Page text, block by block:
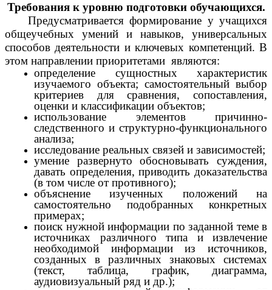
Требования к уровню подготовки обучающихся.
Предусматривается формирование у учащихся
общеучебных умений и навыков, универсальных
способов деятельности и ключевых компетенций. В
этом направлении приоритетами являются:
определение сущностных характеристик
изучаемого объекта; самостоятельный выбор
критериев для сравнения, сопоставления,
оценки и классификации объектов;
использование элементов причинно-
следственного и структурно-функционального
анализа;
исследование реальных связей и зависимостей;
умение развернуто обосновывать суждения,
давать определения, приводить доказательства
(в том числе от противного);
объяснение изученных положений на
самостоятельно подобранных конкретных
примерах;
поиск нужной информации по заданной теме в
источниках различного типа и извлечение
необходимой информации из источников,
созданных в различных знаковых системах
(текст, таблица, график, диаграмма,
аудиовизуальный ряд и др.);